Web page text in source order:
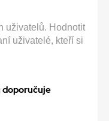
uživatelů. Hodnotit
uživatelé, kteří si